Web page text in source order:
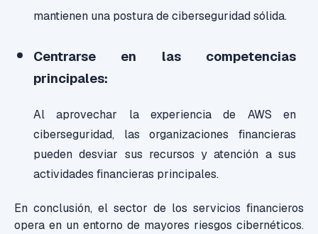
mantienen una postura de ciberseguridad sólida.
Centrarse en las competencias
principales:
Al aprovechar la experiencia de AWS en
ciberseguridad, las organizaciones financieras
pueden desviar sus recursos y atención a sus
actividades financieras principales.
En conclusión, el sector de los servicios financieros
opera en un entorno de mayores riesgos cibernéticos.